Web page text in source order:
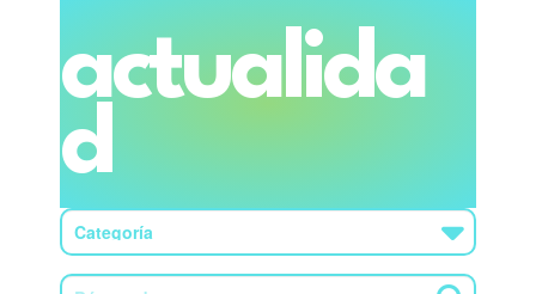
actualida
d